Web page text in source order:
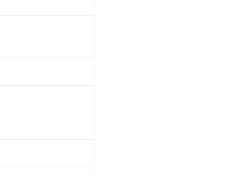
さい。
社在庫状況および標準価格(税抜)を提供させていただ
スの対象外となる商品もあることをご了承ください。
いる更新日時点での社内データに基づき作成されるも
引先、またはお客様担当のオムロン制御機器販売店・
した製品に切り替える予定のある商品です。
非対応の商品で、対応品を出す予定はありません。
対応状況を調査中または確認中の商品です。
と関係のない商品です。
、含有品と判明した場合などやむを得ず変更すること
100ppm以下、
以下、ポリ臭化ジフェニルエーテル類(PBDE) 1000ppm以下、
、フタル酸ブチルベンジル（BBP） 1000ppm以下、フタル酸ジブチ
以下
目は除く。
がないことを確認しています。
下であることを示します。
超えていることを示します。
ださい。
) : 1000ppm、 BBP(フタル酸ブチルベンジル) : 1000ppm、
び外国貿易法に定める商品（以下｢規制貨物等」とい
本国政府の輸出許可(または役務取引許可)を取得する
するなど、違法に輸出されないよう必要な手段を講じ
器、生物兵器またはその他武器並びにこれらの製造装